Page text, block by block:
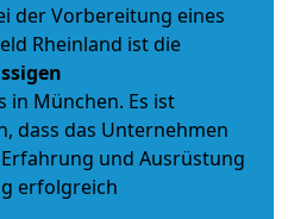
der Vorbereitung eines
Rheinland ist die
in München. Es ist
dass das Unternehmen
und Ausrüstung
erfolgreich